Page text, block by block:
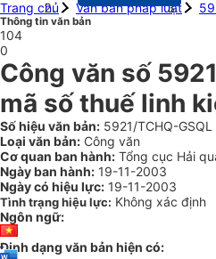
Trang chủ
Văn bản pháp luật
Thông tin văn bản
104
0
Công văn số
mã số thuế linh
Số hiệu văn bản: 5921/TCHQ-GSQL
Loại văn bản: Công văn
Cơ quan ban hành: Tổng cục Hải
Ngày ban hành: 19-11-2003
Ngày có hiệu lực: 19-11-2003
Tình trạng hiệu lực: Không xác định
Ngôn ngữ:
Định dạng văn bản hiện có: